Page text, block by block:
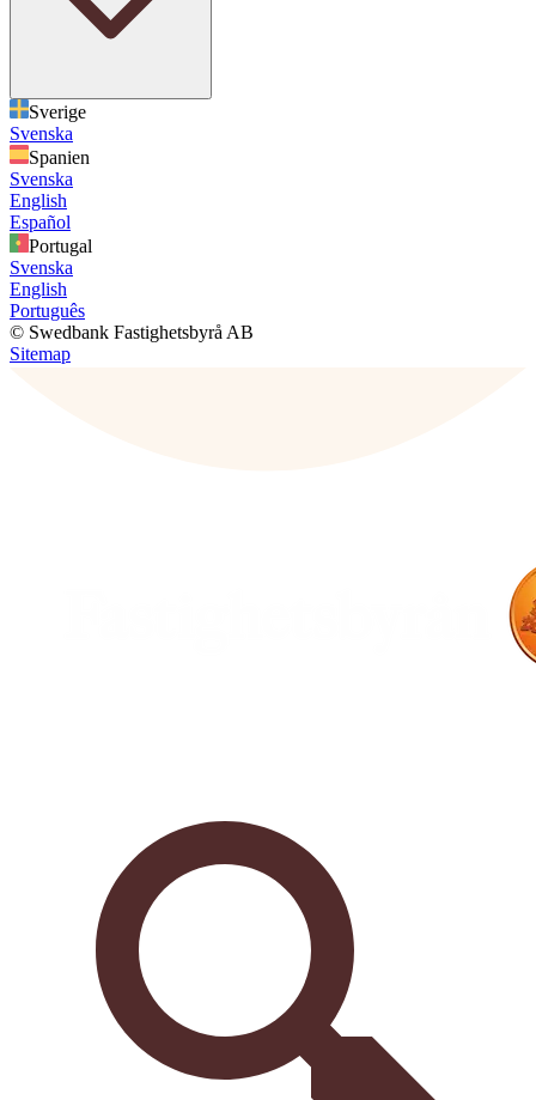
Sverige
Svenska
Spanien
Svenska
English
Español
Portugal
Svenska
English
Português
© Swedbank Fastighetsbyrå AB
Sitemap